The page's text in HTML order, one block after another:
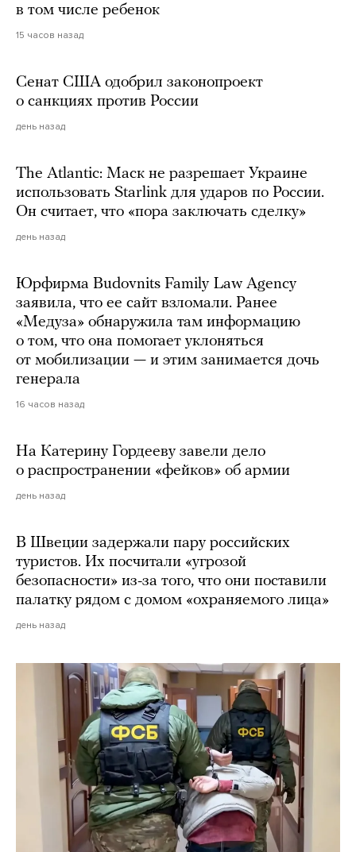
в том числе ребенок
15 часов назад
Сенат США одобрил законопроект
о санкциях против России
день назад
The Atlantic: Маск не разрешает Украине
использовать Starlink для ударов по России.
Он считает, что «пора заключать сделку»
день назад
Юрфирма Budovnits Family Law Agency
заявила, что ее сайт взломали. Ранее
«Медуза» обнаружила там информацию
о том, что она помогает уклоняться
от мобилизации — и этим занимается дочь
генерала
16 часов назад
На Катерину Гордееву завели дело
о распространении «фейков» об армии
день назад
В Швеции задержали пару российских
туристов. Их посчитали «угрозой
безопасности» из-за того, что они поставили
палатку рядом с домом «охраняемого лица»
день назад